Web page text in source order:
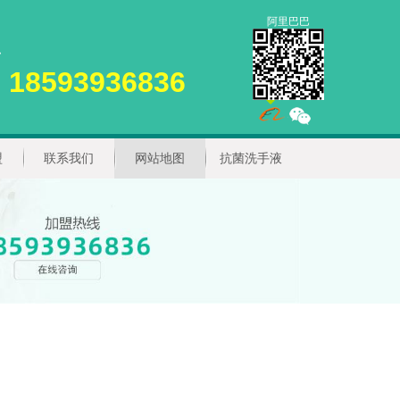
阿里巴巴
18593936836
联系我们 网站地图 抗菌洗手液